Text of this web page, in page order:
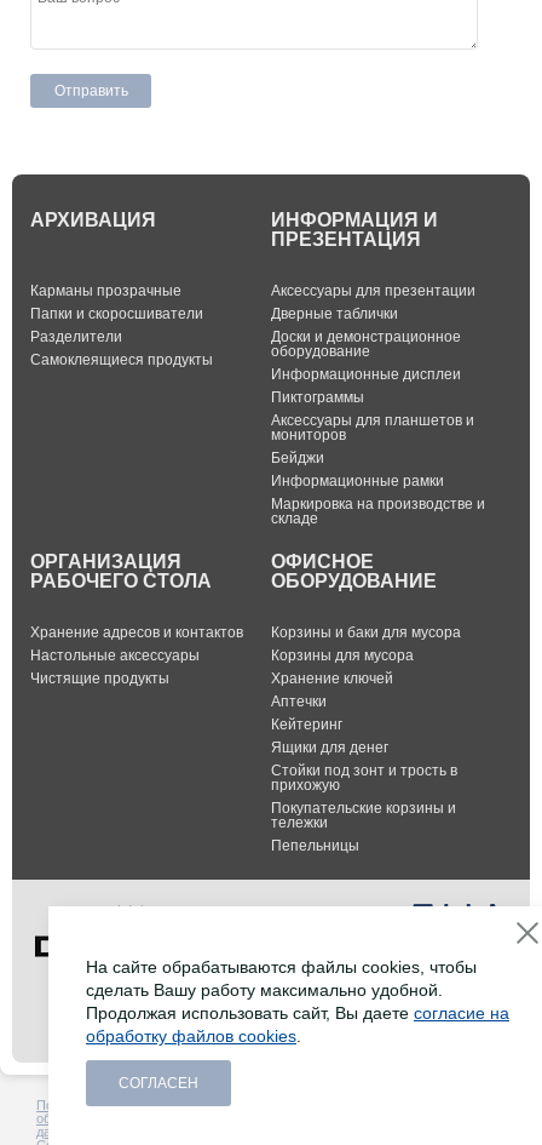
АРХИВАЦИЯ
Карманы прозрачные
Папки и скоросшиватели
Разделители
Самоклеящиеся продукты
ИНФОРМАЦИЯ И
ПРЕЗЕНТАЦИЯ
Аксессуары для презентации
Дверные таблички
Доски и демонстрационное
оборудование
Информационные дисплеи
Пиктограммы
Аксессуары для планшетов и
мониторов
Бейджи
Информационные рамки
Маркировка на производстве и
складе
ОРГАНИЗАЦИЯ
РАБОЧЕГО СТОЛА
Хранение адресов и контактов
Настольные аксессуары
Чистящие продукты
ОФИСНОЕ
ОБОРУДОВАНИЕ
Корзины и баки для мусора
Корзины для мусора
Хранение ключей
Аптечки
Кейтеринг
Ящики для денег
Стойки под зонт и трость в
прихожую
Покупательские корзины и
тележки
Пепельницы
Тел.: +7 (495) 232-07-42
Факс: +7 (495) 232-07-42
E-mail:info@durable-shop.ru
Политика в отношении
обработки персональных
данных
На сайте обрабатываются файлы cookies, чтобы
сделать Вашу работу максимально удобной.
Продолжая использовать сайт, Вы даете согласие на
обработку файлов cookies
СОГЛАСЕН